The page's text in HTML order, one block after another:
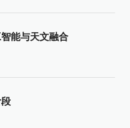
能与天文融合